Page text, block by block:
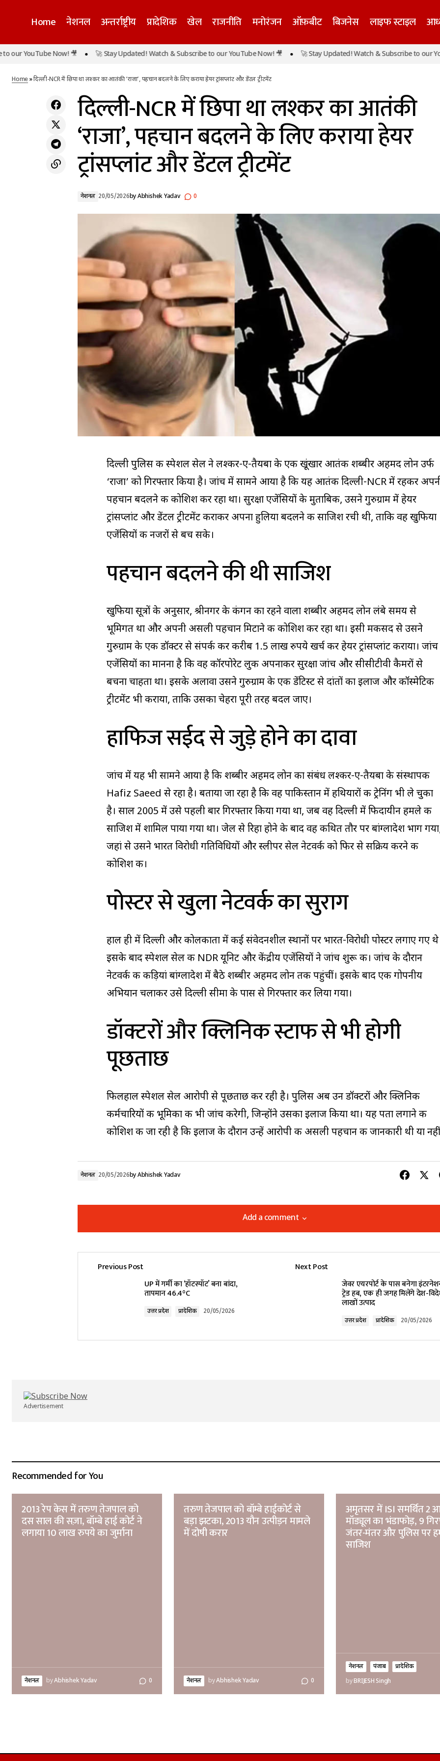
Home नेशनल अन्तर्राष्ट्रीय प्रादेशिक खेल राजनीति मनोरंजन ऑफ़बीट बिजनेस लाइफ स्टाइल
UP में गर्मी का ‘हॉटस्पॉट’ बना बांदा, तापमान
दिल्ली-NCR में छिपा था लश्कर का आतंकी ‘राजा’, पहचान बदलने के लिए
Now! 🎥 🚀 Stay Updated! Watch & Subscribe to our YouTube Now! 🎥 🚀 Stay Updated! Watch & Subscribe to our
Home»दिल्ली-NCR में छिपा था लश्कर का आतंकी ‘राजा’, पहचान बदलने के लिए कराया हेयर ट्रांसप्लांट और डेंटल ट्रीटमेंट
दिल्ली-NCR में छिपा था लश्कर का आतंकी
‘राजा’, पहचान बदलने के लिए कराया हेयर
ट्रांसप्लांट और डेंटल ट्रीटमेंट
नेशनल 20/05/2026byAbhishek Yadav 0
दिल्ली पुलिस की स्पेशल सेल ने लश्कर-ए-तैयबा के एक खूंखार आतंकी शब्बीर अहमद लोन उर्फ
‘राजा’ को गिरफ्तार किया है। जांच में सामने आया है कि यह आतंकी दिल्ली-NCR में रहकर
पहचान बदलने की कोशिश कर रहा था। सुरक्षा एजेंसियों के मुताबिक, उसने गुरुग्राम में हेयर
ट्रांसप्लांट और डेंटल ट्रीटमेंट कराकर अपना हुलिया बदलने की साजिश रची थी, ताकि वह खुफिया
एजेंसियों की नजरों से बच सके।
पहचान बदलने की थी साजिश
खुफिया सूत्रों के अनुसार, श्रीनगर के कंगन का रहने वाला शब्बीर अहमद लोन लंबे समय से
भूमिगत था और अपनी असली पहचान मिटाने की कोशिश कर रहा था। इसी मकसद से उसने
गुरुग्राम के एक डॉक्टर से संपर्क कर करीब 1.5 लाख रुपये खर्च कर हेयर ट्रांसप्लांट कराया। जांच
एजेंसियों का मानना है कि वह कॉरपोरेट लुक अपनाकर सुरक्षा जांच और सीसीटीवी कैमरों से
बचना चाहता था। इसके अलावा उसने गुरुग्राम के एक डेंटिस्ट से दांतों का इलाज और कॉस्मेटिक
ट्रीटमेंट भी कराया, ताकि उसका चेहरा पूरी तरह बदल जाए।
हाफिज सईद से जुड़े होने का दावा
जांच में यह भी सामने आया है कि शब्बीर अहमद लोन का संबंध लश्कर-ए-तैयबा के संस्थापक
Hafiz Saeed से रहा है। बताया जा रहा है कि वह पाकिस्तान में हथियारों की ट्रेनिंग भी ले चुका
है। साल 2005 में उसे पहली बार गिरफ्तार किया गया था, जब वह दिल्ली में फिदायीन हमले की
साजिश में शामिल पाया गया था। जेल से रिहा होने के बाद वह कथित तौर पर बांग्लादेश भाग
जहां से उसने भारत विरोधी गतिविधियों और स्लीपर सेल नेटवर्क को फिर से सक्रिय करने की
कोशिश की।
पोस्टर से खुला नेटवर्क का सुराग
हाल ही में दिल्ली और कोलकाता में कई संवेदनशील स्थानों पर भारत-विरोधी पोस्टर लगाए गए
इसके बाद स्पेशल सेल की NDR यूनिट और केंद्रीय एजेंसियों ने जांच शुरू की। जांच के दौरान
नेटवर्क की कड़ियां बांग्लादेश में बैठे शब्बीर अहमद लोन तक पहुंचीं। इसके बाद एक गोपनीय
अभियान चलाकर उसे दिल्ली सीमा के पास से गिरफ्तार कर लिया गया।
डॉक्टरों और क्लिनिक स्टाफ से भी होगी
पूछताछ
फिलहाल स्पेशल सेल आरोपी से पूछताछ कर रही है। पुलिस अब उन डॉक्टरों और क्लिनिक
कर्मचारियों की भूमिका की भी जांच करेगी, जिन्होंने उसका इलाज किया था। यह पता लगाने की
कोशिश की जा रही है कि इलाज के दौरान उन्हें आरोपी की असली पहचान की जानकारी थी या
नेशनल 20/05/2026byAbhishek Yadav
Add a comment
Add a comment
Your email address will not be published. Required fields are marked*
Previous Post
UP में गर्मी का ‘हॉटस्पॉट’ बना बांदा,
तापमान 46.4°C
उत्तर प्रदेश प्रादेशिक 20/05/2026
Next Post
जेवर एयरपोर्ट के पास बनेगा
ट्रेड हब, एक ही जगह मिलेंगे देश-
लाखों उत्पाद
उत्तर प्रदेश प्रादेशिक 20/05/2026
Advertisement
Recommended for You
2013 रेप केस में तरुण तेजपाल को
दस साल की सज़ा, बॉम्बे हाई कोर्ट ने
लगाया 10 लाख रुपये का जुर्माना
नेशनल byAbhishek Yadav 0
तरुण तेजपाल को बॉम्बे हाईकोर्ट से
बड़ा झटका, 2013 यौन उत्पीड़न मामले
में दोषी करार
नेशनल byAbhishek Yadav 0
अमृतसर में ISI समर्थित 2
मॉड्यूल का भंडाफोड़, 9
जंतर-मंतर और पुलिस पर
साजिश
नेशनल पंजाब
प्रादेशिक
byBRIJESH Singh